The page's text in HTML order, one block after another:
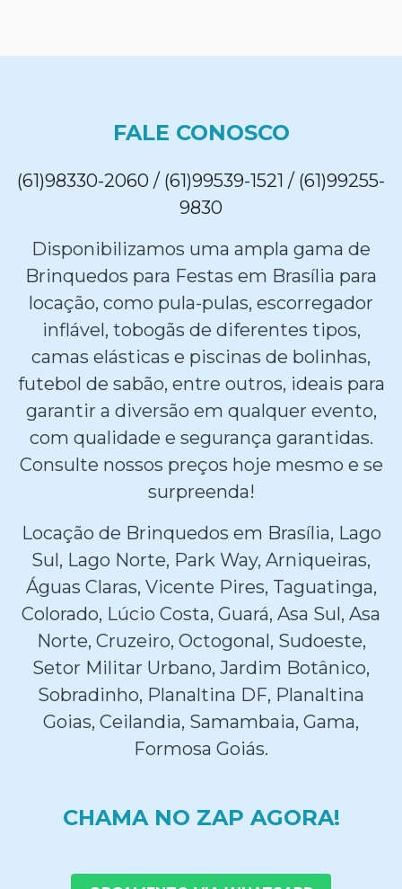
FALE CONOSCO
(61)98330-2060 / (61)99539-1521 / (61)99255-
9830
Disponibilizamos uma ampla gama de
Brinquedos para Festas em Brasília para
locação, como pula-pulas, escorregador
inflável, tobogãs de diferentes tipos,
camas elásticas e piscinas de bolinhas,
futebol de sabão, entre outros, ideais para
garantir a diversão em qualquer evento,
com qualidade e segurança garantidas.
Consulte nossos preços hoje mesmo e se
surpreenda!
Locação de Brinquedos em Brasília, Lago
Sul, Lago Norte, Park Way, Arniqueiras,
Águas Claras, Vicente Pires, Taguatinga,
Colorado, Lúcio Costa, Guará, Asa Sul, Asa
Norte, Cruzeiro, Octogonal, Sudoeste,
Setor Militar Urbano, Jardim Botânico,
Sobradinho, Planaltina DF, Planaltina
Goias, Ceilandia, Samambaia, Gama,
Formosa Goiás.
CHAMA NO ZAP AGORA!